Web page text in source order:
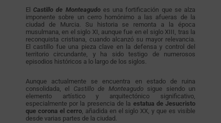
El Castillo de Monteagudoes una fortificación que se alza
imponente sobre un cerro homónimo a las afueras de la
ciudad de Murcia. Su historia se remonta a la época
musulmana, en el siglo XI, aunque fue en el siglo XIII, tras la
reconquista cristiana, cuando alcanzó su mayor relevancia.
El castillo fue una pieza clave en la defensa y control del
territorio circundante, y ha sido testigo de numerosos
episodios históricos a lo largo de los siglos.
Aunque actualmente se encuentra en estado de ruina
consolidada, el Castillo de Monteagudosigue siendo un
elemento artístico y arquitectónico significativo,
especialmente por la presencia de la estatua de Jesucristo
que corona el cerro, añadida en el siglo XX, y que es visible
desde varias partes de la ciudad.